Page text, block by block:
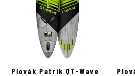
Plovák Patrik QT-Wave